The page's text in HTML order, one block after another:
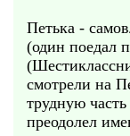
Петька -
(один поедал
смотрели на
трудную
преодолел